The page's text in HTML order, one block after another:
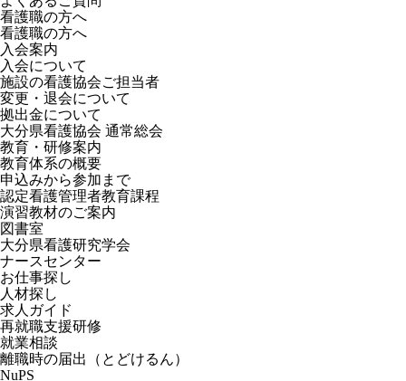
看護職の方へ
看護職の方へ
入会案内
入会について
施設の看護協会ご担当者
変更・退会について
拠出金について
大分県看護協会 通常総会
教育・研修案内
教育体系の概要
申込みから参加まで
認定看護管理者教育課程
演習教材のご案内
図書室
大分県看護研究学会
ナースセンター
お仕事探し
人材探し
求人ガイド
再就職支援研修
就業相談
離職時の届出（とどけるん）
NuPS